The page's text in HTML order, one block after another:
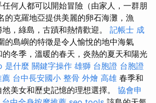
何人都可以開始冒險（由家人，一群朋
的克羅地亞提供美麗的卵石海灘，漁
，綠島，古蹟和熱情歡迎。 記帳士 成
的島嶼的特徵是令人愉悅的地中海氣
冬季，溫暖的春天，炎熱的夏天和陽光
是什麼 關鍵字操作 雄獅 台胞證 台胞證
薦 台中長安國小 整骨 外燴 高雄 春季和
美女和歷史記憶的理想選擇。 協會申